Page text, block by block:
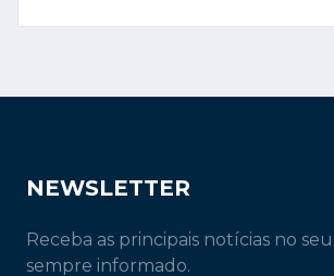
NEWSLETTER
Receba as principais notícias no
sempre informado.